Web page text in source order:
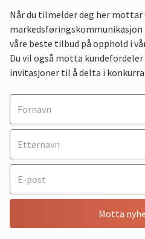
Når du tilmelder deg her mottar
markedsføringskommunikasjon
våre beste tilbud på opphold i
Du vil også motta
invitasjoner til å delta i
Motta